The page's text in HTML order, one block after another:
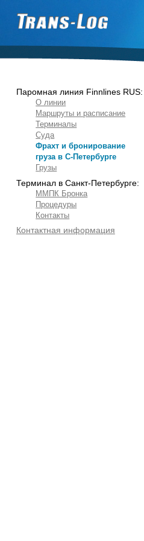
Паромная линия Finnlines RUS:
О линии
Маршруты и расписание
Терминалы
Суда
Фрахт и бронирование
груза в С-Петербурге
Грузы
Терминал в Санкт-Петербурге:
ММПК Бронка
Процедуры
Контакты
Контактная информация